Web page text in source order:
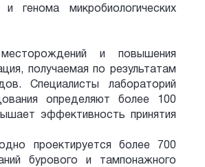
генома микробиологических
и повышения
получаемая по результатам
Специалисты лабораторий
определяют более 100
эффективность принятия
проектируется более 700
бурового и тампонажного